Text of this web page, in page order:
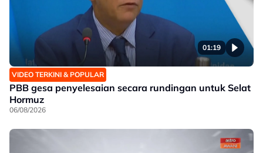
01:19
VIDEO TERKINI & POPULAR
PBB gesa penyelesaian secara rundingan untuk Selat
Hormuz
06/08/2026